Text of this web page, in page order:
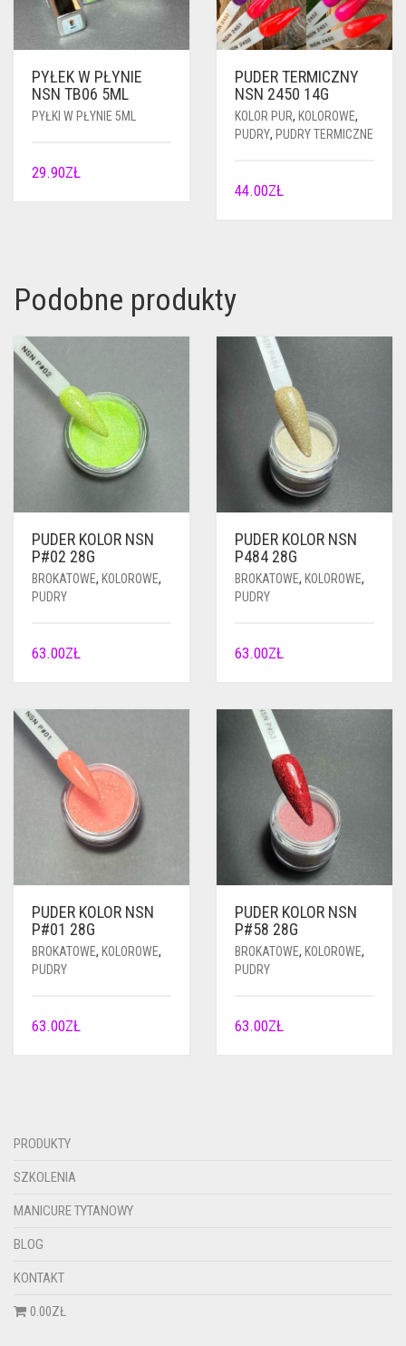
PYŁEK W PŁYNIE
NSN TB06 5ML
PYŁKI W PŁYNIE 5ML
29.90ZŁ
PUDER TERMICZNY
NSN 2450 14G
KOLOR PUR, KOLOROWE,
PUDRY, PUDRY TERMICZNE
44.00ZŁ
Podobne produkty
PUDER KOLOR NSN
P#02 28G
BROKATOWE, KOLOROWE,
PUDRY
63.00ZŁ
PUDER KOLOR NSN
P484 28G
BROKATOWE, KOLOROWE,
PUDRY
63.00ZŁ
PUDER KOLOR NSN
P#01 28G
BROKATOWE, KOLOROWE,
PUDRY
63.00ZŁ
PUDER KOLOR NSN
P#58 28G
BROKATOWE, KOLOROWE,
PUDRY
63.00ZŁ
PRODUKTY
SZKOLENIA
MANICURE TYTANOWY
BLOG
KONTAKT
0.00ZŁ